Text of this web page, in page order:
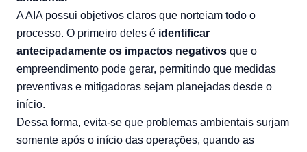
A AIA possui objetivos claros que norteiam todo o
processo. O primeiro deles é identificar
antecipadamente os impactos negativos que o
empreendimento pode gerar, permitindo que medidas
preventivas e mitigadoras sejam planejadas desde o
início.
Dessa forma, evita-se que problemas ambientais surjam
somente após o início das operações, quando as